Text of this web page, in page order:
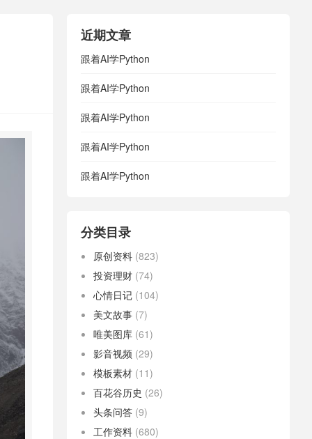
近期文章
跟着AI学Python
跟着AI学Python
跟着AI学Python
跟着AI学Python
跟着AI学Python
分类目录
原创资料 (823)
投资理财 (74)
心情日记 (104)
美文故事 (7)
唯美图库 (61)
影音视频 (29)
模板素材 (11)
百花谷历史 (26)
头条问答 (9)
工作资料 (680)